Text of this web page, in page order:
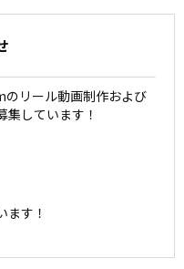
リール動画制作および
しています！
ます！